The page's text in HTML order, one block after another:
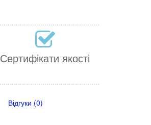
Сертифікати якості
Відгуки (0)